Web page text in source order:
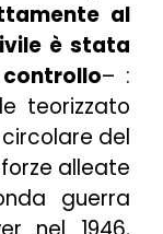
al
è stata
– :
teorizzato
del
alleate
guerra